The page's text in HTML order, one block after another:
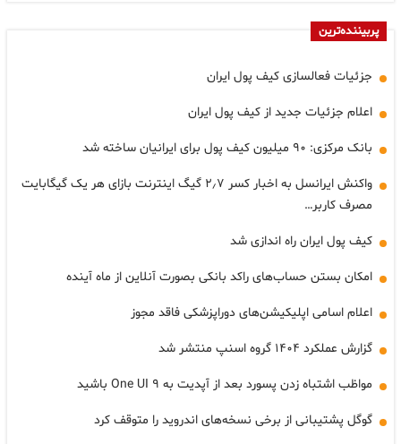
پربیننده‌ترین
جزئیات فعالسازی کیف پول ایران
اعلام جزئیات جدید از کیف پول ایران
بانک مرکزی: ۹۰ میلیون کیف پول برای ایرانیان ساخته شد
واکنش ایرانسل به اخبار کسر ۲٫۷ گیگ اینترنت بازای هر یک گیگابایت
مصرف کاربر…
کیف پول ایران راه اندازی شد
امکان بستن حساب‌های راکد بانکی بصورت آنلاین از ماه آینده
اعلام اسامی اپلیکیشن‌های دوراپزشکی فاقد مجوز
گزارش عملکرد ۱۴۰۴ گروه اسنپ منتشر شد
مواظب اشتباه زدن پسورد بعد از آپدیت به One UI ۹ باشید
گوگل پشتیبانی از برخی نسخه‌های اندروید را متوقف کرد